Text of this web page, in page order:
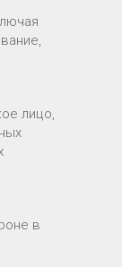
лицо,
в